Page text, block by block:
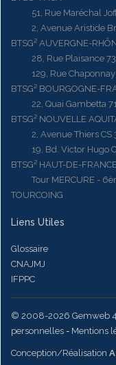
51, Rue Maréchal
2, Avenue Aristide
BTSG² AUVERGNE-
28, Rue Plaisance
129, Rue Chaponnay
BTSG² BOURGOGNE-
22, Quai Gambetta
BTSG² NOUVELLE
2, Avenue Thiers CS
19, Bd. Victor Hugo
BTSG² HAUT-DE-
Tour MERCURE -
TOURCOING
Liens Utiles
Glossaire
CNAJMJ
IFPPC
© 2008-2026 Gemweb
personnelles - Mentions
Conception/Réalisation